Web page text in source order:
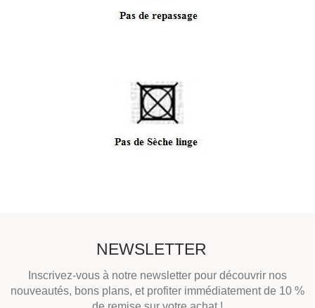
NEWSLETTER
Inscrivez-vous à notre newsletter pour découvrir nos
nouveautés, bons plans, et profiter immédiatement de 10 %